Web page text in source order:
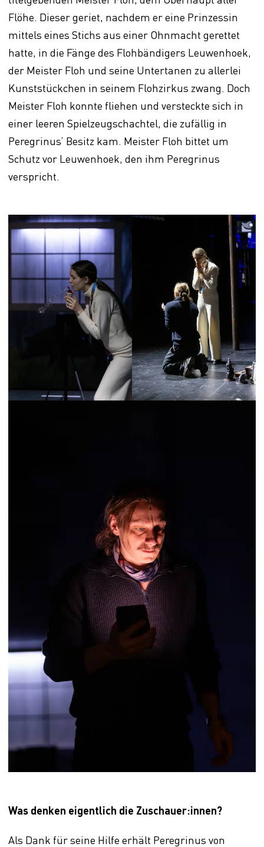
Flöhe. Dieser geriet, nachdem er eine Prinzessin
mittels eines Stichs aus einer Ohnmacht gerettet
hatte, in die Fänge des Flohbändigers Leuwenhoek,
der Meister Floh und seine Untertanen zu allerlei
Kunststückchen in seinem Flohzirkus zwang. Doch
Meister Floh konnte fliehen und versteckte sich in
einer leeren Spielzeugschachtel, die zufällig in
Peregrinus’ Besitz kam. Meister Floh bittet um
Schutz vor Leuwenhoek, den ihm Peregrinus
verspricht.
Was denken eigentlich die Zuschauer:innen?
Als Dank für seine Hilfe erhält Peregrinus von